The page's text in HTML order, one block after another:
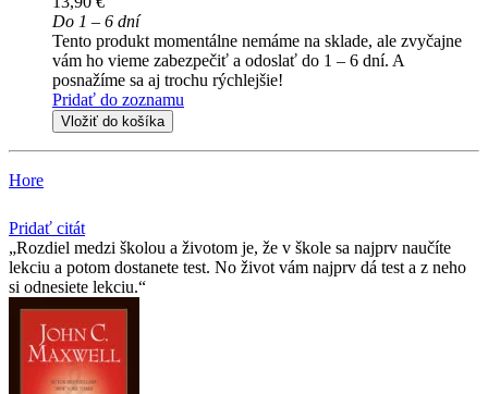
Do 1 – 6 dní
Tento produkt momentálne nemáme na sklade, ale zvyčajne
vám ho vieme zabezpečiť a odoslať do 1 – 6 dní. A
posnažíme sa aj trochu rýchlejšie!
Pridať do zoznamu
Vložiť do košíka
Hore
Pridať citát
Rozdiel medzi školou a životom je, že v škole sa najprv naučíte
lekciu a potom dostanete test. No život vám najprv dá test a z neho
si odnesiete lekciu.